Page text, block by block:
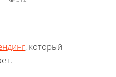
, который